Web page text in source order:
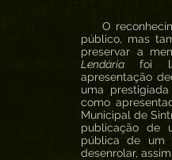
O
público, mas
preservar a
Lendária foi
apresentação
uma
como
Municipal de
publicação de
pública de um
desenrolar,